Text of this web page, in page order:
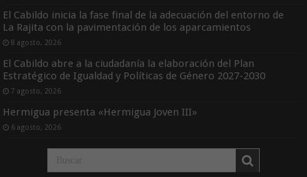
El Cabildo inicia la fase final de la adecuación del entorno de
La Rajita con la pavimentación de los aparcamientos
8 agosto, 2026
El Cabildo abre a la ciudadanía la elaboración del Plan
Estratégico de Igualdad y Políticas de Género 2027-2030
7 agosto, 2026
Hermigua presenta «Hermigua Joven III»
6 agosto, 2026